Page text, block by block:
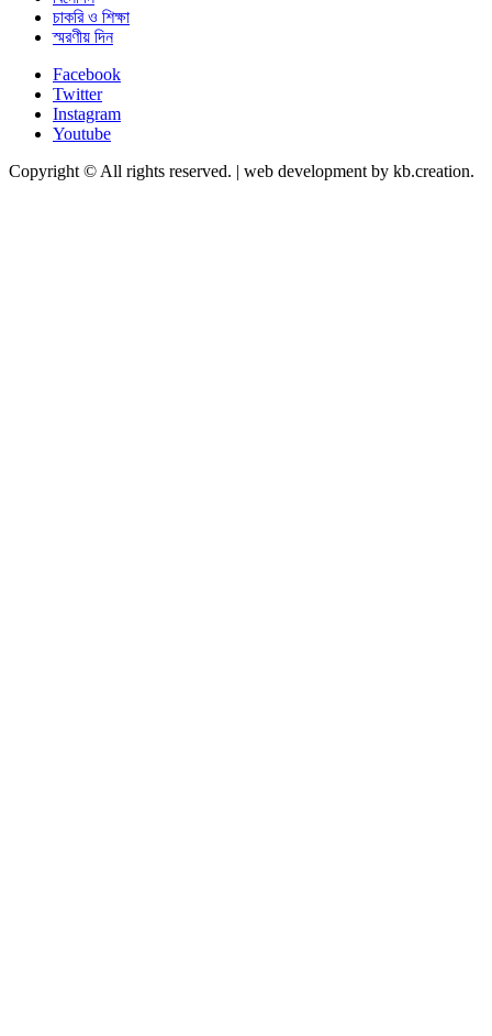
চাকরি ও শিক্ষা
স্মরণীয় দিন
Facebook
Twitter
Instagram
Youtube
Copyright © All rights reserved. | web development by kb.creation.